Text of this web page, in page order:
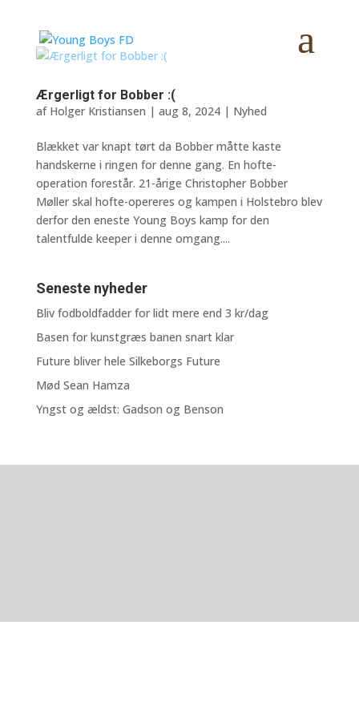
Ærgerligt for Bobber :(
af Holger Kristiansen | aug 8, 2024| Nyhed
Blækket var knapt tørt da Bobber måtte kaste
handskerne i ringen for denne gang. En hofte-
operation forestår. 21-årige Christopher Bobber
Møller skal hofte-opereres og kampen i Holstebro blev
derfor den eneste Young Boys kamp for den
talentfulde keeper i denne omgang....
Seneste nyheder
Bliv fodboldfadder for lidt mere end 3 kr/dag
Basen for kunstgræs banen snart klar
Future bliver hele Silkeborgs Future
Mød Sean Hamza
Yngst og ældst: Gadson og Benson